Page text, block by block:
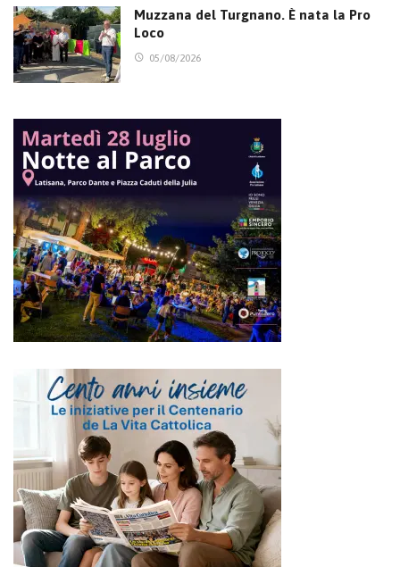
Muzzana del Turgnano. È nata la Pro
Loco
05/08/2026